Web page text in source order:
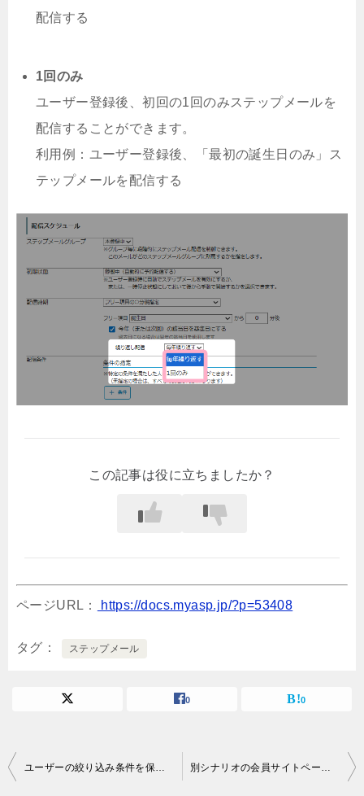
配信する
1回のみ
ユーザー登録後、初回の1回のみステップメールを
配信することができます。
利用例：ユーザー登録後、「最初の誕生日のみ」ス
テップメールを配信する
この記事は役に立ちましたか？
ページURL： https://docs.myasp.jp/?p=53408
タグ ステップメール
0 0
投
ユーザーの絞り込み条件を保存したり後から呼び出して再検索することはできますか？ 別シナリオの会員サイトページURLを案内することはできますか？